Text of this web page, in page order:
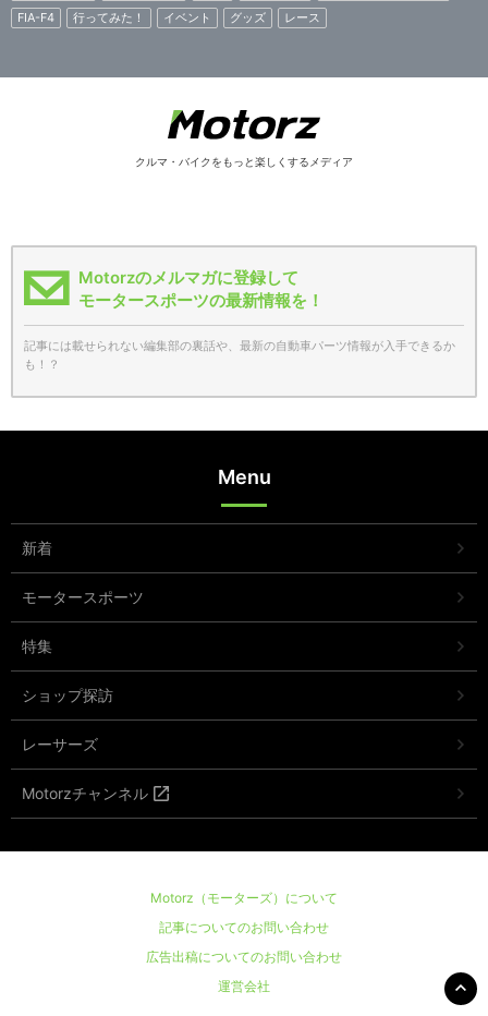
FIA-F4
行ってみた！ イベント グッズ レース
クルマ・バイクをもっと楽しくするメディア
Motorzのメルマガに登録して
モータースポーツの最新情報を！
記事には載せられない編集部の裏話や、最新の自動車パーツ情報が入手できるか
も！？
Menu
新着
モータースポーツ
特集
ショップ探訪
レーサーズ
Motorzチャンネル
Motorz（モーターズ）について
記事についてのお問い合わせ
広告出稿についてのお問い合わせ
運営会社